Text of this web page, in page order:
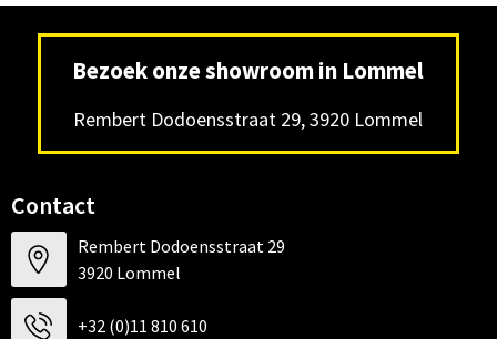
Bezoek onze showroom in Lommel
Rembert Dodoensstraat 29, 3920 Lommel
Contact
Rembert Dodoensstraat 29
3920 Lommel
+32 (0)11 810 610